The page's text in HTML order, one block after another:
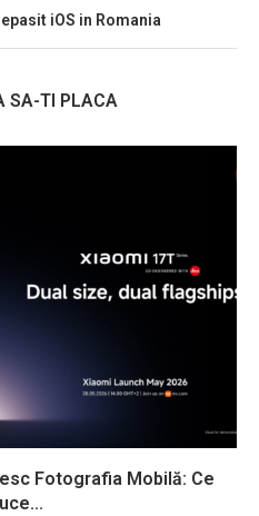
iOS in Romania
SA-TI PLACA
Fotografia Mobilă: Ce